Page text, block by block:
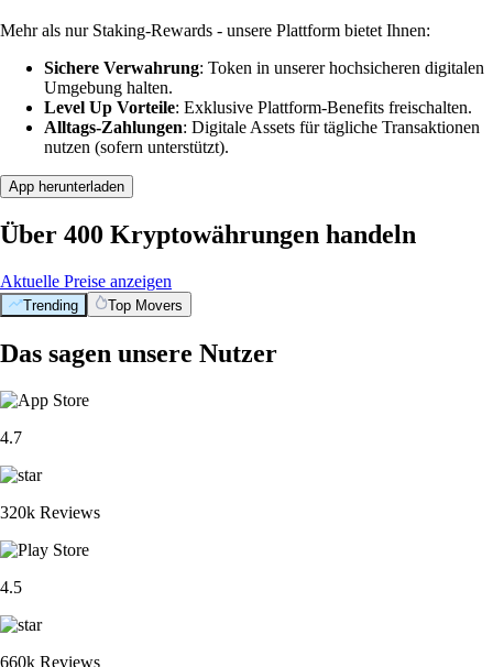
Mehr als nur Staking-Rewards - unsere Plattform bietet Ihnen:
Sichere Verwahrung: Token in unserer hochsicheren digitalen
Umgebung halten.
Level Up Vorteile: Exklusive Plattform-Benefits freischalten.
Alltags-Zahlungen: Digitale Assets für tägliche Transaktionen
nutzen (sofern unterstützt).
App herunterladen
Über 400 Kryptowährungen handeln
Aktuelle Preise anzeigen
Trending Top Movers
Das sagen unsere Nutzer
4.7
320k Reviews
4.5
660k Reviews